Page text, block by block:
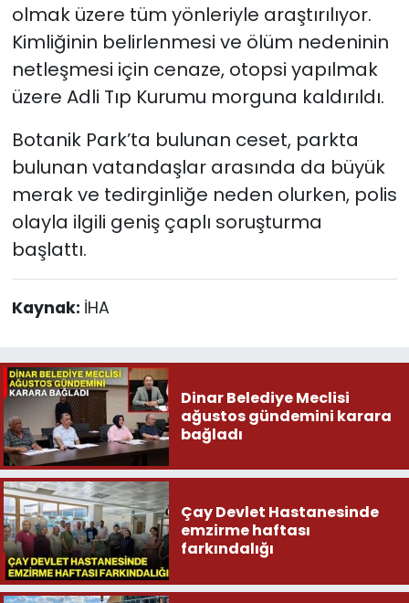
olmak üzere tüm yönleriyle araştırılıyor.
Kimliğinin belirlenmesi ve ölüm nedeninin
netleşmesi için cenaze, otopsi yapılmak
üzere Adli Tıp Kurumu morguna kaldırıldı.
Botanik Park’ta bulunan ceset, parkta
bulunan vatandaşlar arasında da büyük
merak ve tedirginliğe neden olurken, polis
olayla ilgili geniş çaplı soruşturma
başlattı.
Kaynak: İHA
Dinar Belediye Meclisi
ağustos gündemini karara
bağladı
Çay Devlet Hastanesinde
emzirme haftası
farkındalığı